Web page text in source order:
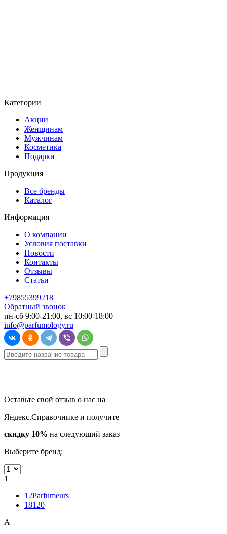
Категории
Акции
Женщинам
Мужчинам
Косметика
Подарки
Продукция
Все бренды
Каталог
Информация
О компании
Условия поставки
Новости
Контакты
Отзывы
Статьи
+79855399218
Обратный звонок
пн-сб 9:00-21:00, вс 10:00-18:00
info@parfumology.ru
Оставьте свой отзыв о нас на
Яндекс.Справочнике и получите
скидку 10% на следующий заказ
Выберите бренд:
1
12Parfumeurs
18120
A